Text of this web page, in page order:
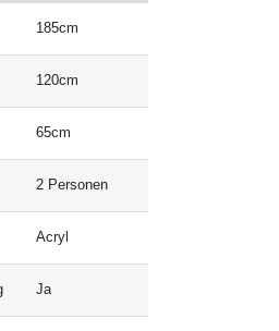
185cm
120cm
65cm
2 Personen
Acryl
Ja